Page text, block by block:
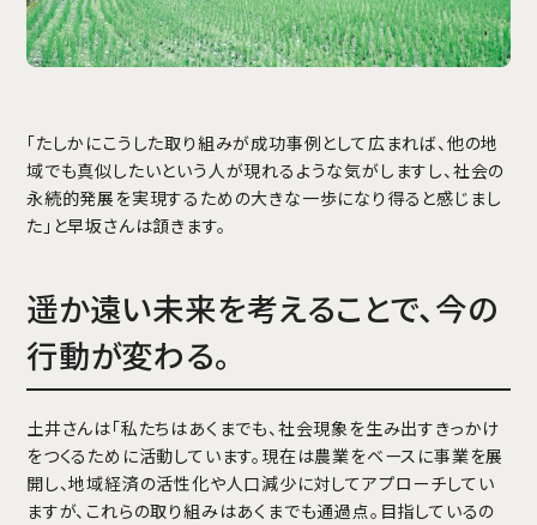
「たしかにこうした取り組みが成功事例として広まれば、他の地
域でも真似したいという人が現れるような気がしますし、社会の
永続的発展を実現するための大きな一歩になり得ると感じまし
た」と早坂さんは頷きます。
遥か遠い未来を考えることで、今の
行動が変わる。
土井さんは「私たちはあくまでも、社会現象を生み出すきっかけ
をつくるために活動しています。現在は農業をベースに事業を展
開し、地域経済の活性化や人口減少に対してアプローチしてい
ますが、これらの取り組みはあくまでも通過点。目指しているの